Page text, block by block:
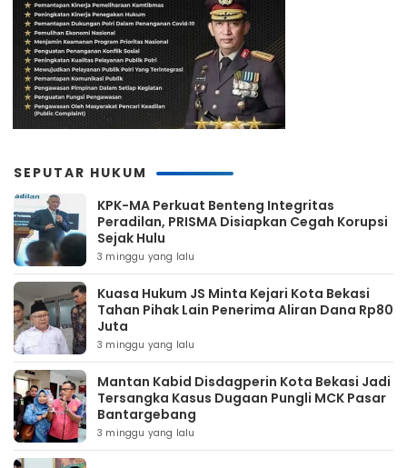
SEPUTAR HUKUM
KPK-MA Perkuat Benteng Integritas
Peradilan, PRISMA Disiapkan Cegah Korupsi
Sejak Hulu
3 minggu yang lalu
Kuasa Hukum JS Minta Kejari Kota Bekasi
Tahan Pihak Lain Penerima Aliran Dana Rp80
Juta
3 minggu yang lalu
Mantan Kabid Disdagperin Kota Bekasi Jadi
Tersangka Kasus Dugaan Pungli MCK Pasar
Bantargebang
3 minggu yang lalu